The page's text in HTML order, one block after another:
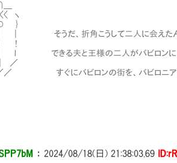
}
折角こうして二人に会えたん
! !
できる夫と王様の二人がバビロンに戻
／
にバビロンの街を、バビロニアを
： 2024/08/18(日) 21:38:03.69